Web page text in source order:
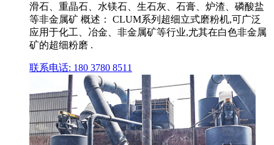
滑石、重晶石、水镁石、生石灰、石膏、炉渣、磷酸盐
等非金属矿 概述： CLUM系列超细立式磨粉机,可广泛
应用于化工、冶金、非金属矿等行业,尤其在白色非金属
矿的超细粉磨 .
联系电话: 180 3780 8511